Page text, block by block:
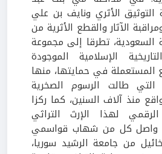
التوثيق الأثري ونايف بن علي
الآثار والقطع الأثرية من
السعودية، تطرقا إلى مجموعة
الإسلامية الموجودة
المستعملة في حمايتها، منها
التي طالت الرسوم الصخرية
منذ آلاف السنين، كما ركزا
لهذا الإرث التراثي
واصل كل من شهاب قواسمي
من جامعة الرشيد سوريا،